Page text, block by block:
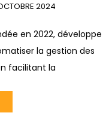
2024
en 2022, développe
la gestion des
facilitant la